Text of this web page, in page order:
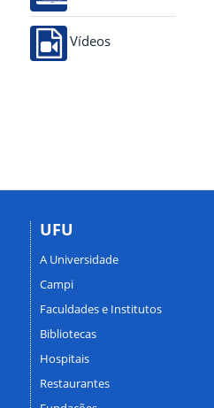
Vídeos
UFU
A Universidade
Campi
Faculdades e Institutos
Bibliotecas
Hospitais
Restaurantes